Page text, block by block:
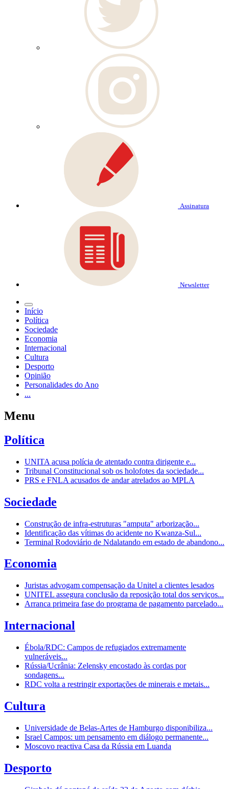
Assinatura
Newsletter
Início
Política
Sociedade
Economia
Internacional
Cultura
Desporto
Opinião
Personalidades do Ano
...
Menu
Política
UNITA acusa polícia de atentado contra dirigente e...
Tribunal Constitucional sob os holofotes da sociedade...
PRS e FNLA acusados de andar atrelados ao MPLA
Sociedade
Construção de infra-estruturas "amputa" arborização...
Identificação das vítimas do acidente no Kwanza-Sul...
Terminal Rodoviário de Ndalatando em estado de abandono...
Economia
Juristas advogam compensação da Unitel a clientes lesados
UNITEL assegura conclusão da reposição total dos serviços...
Arranca primeira fase do programa de pagamento parcelado...
Internacional
Ébola/RDC: Campos de refugiados extremamente
vulneráveis...
Rússia/Ucrânia: Zelensky encostado às cordas por
sondagens...
RDC volta a restringir exportações de minerais e metais...
Cultura
Universidade de Belas-Artes de Hamburgo disponibiliza...
Israel Campos: um pensamento em diálogo permanente...
Moscovo reactiva Casa da Rússia em Luanda
Desporto